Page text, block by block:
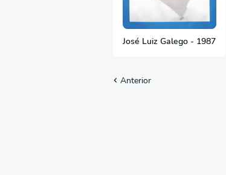
José Luiz Galego - 1987
Anterior